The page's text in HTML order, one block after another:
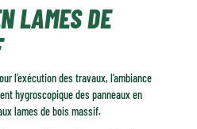
LAMES DE
l’exécution des travaux, l’ambiance
hygroscopique des panneaux en
lames de bois massif.